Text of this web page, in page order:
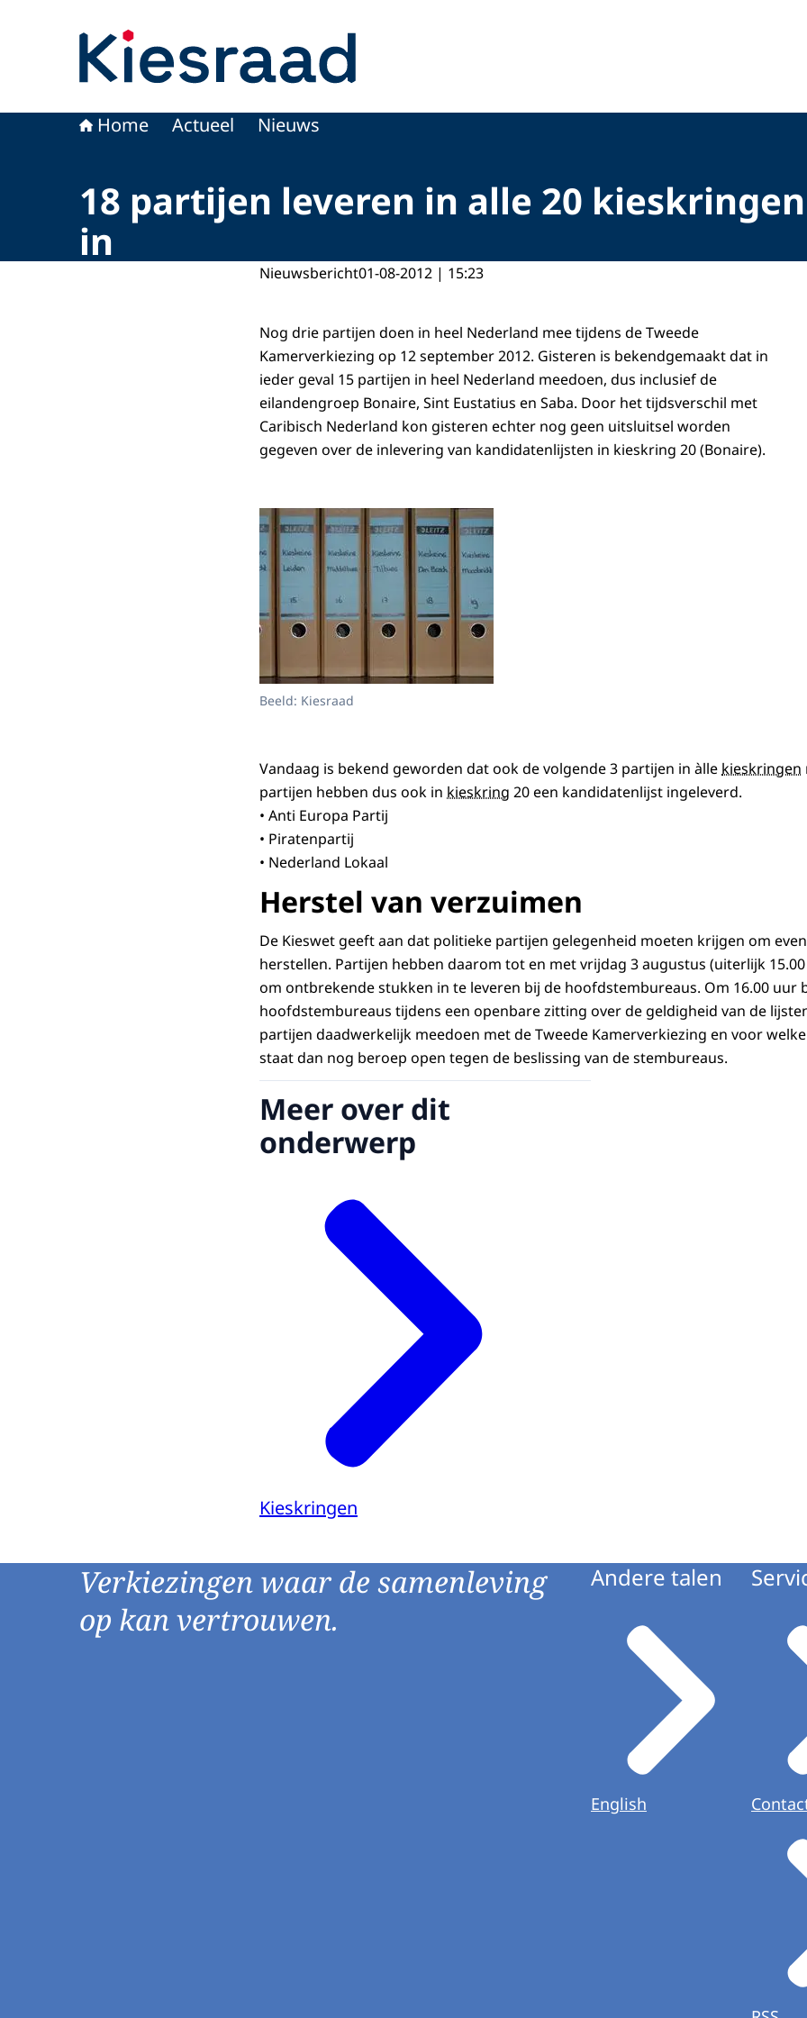
Home Actueel Nieuws
18 partijen leveren in alle 20
in
Nieuwsbericht01-08-2012 | 15:23
Nog drie partijen doen in heel Nederland mee tijdens de Tweede
Kamerverkiezing op 12 september 2012. Gisteren is bekendgemaakt dat in
ieder geval 15 partijen in heel Nederland meedoen, dus inclusief de
eilandengroep Bonaire, Sint Eustatius en Saba. Door het tijdsverschil met
Caribisch Nederland kon gisteren echter nog geen uitsluitsel worden
gegeven over de inlevering van kandidatenlijsten in kieskring 20 (Bonaire).
Beeld: Kiesraad
Vandaag is bekend geworden dat ook de volgende 3 partijen in àlle kieskringen
partijen hebben dus ook in kieskring 20 een kandidatenlijst ingeleverd.
• Anti Europa Partij
• Piratenpartij
• Nederland Lokaal
Herstel van verzuimen
De Kieswet geeft aan dat politieke partijen gelegenheid moeten krijgen om
herstellen. Partijen hebben daarom tot en met vrijdag 3 augustus (uiterlijk
om ontbrekende stukken in te leveren bij de hoofdstembureaus. Om 16.00 uur
hoofdstembureaus tijdens een openbare zitting over de geldigheid van de
partijen daadwerkelijk meedoen met de Tweede Kamerverkiezing en voor welke
staat dan nog beroep open tegen de beslissing van de stembureaus.
Meer over dit
onderwerp
Kieskringen
Verkiezingen waar de samenleving
op kan vertrouwen.
Andere talen
English